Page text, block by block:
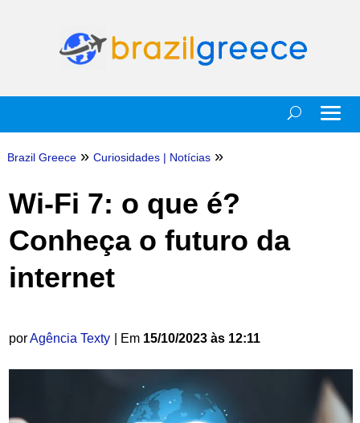
Brazil Greece » Curiosidades| Notícias »
Wi-Fi 7: o que é?
Conheça o futuro da
internet
porAgência Texty | Em 15/10/2023 às 12:11